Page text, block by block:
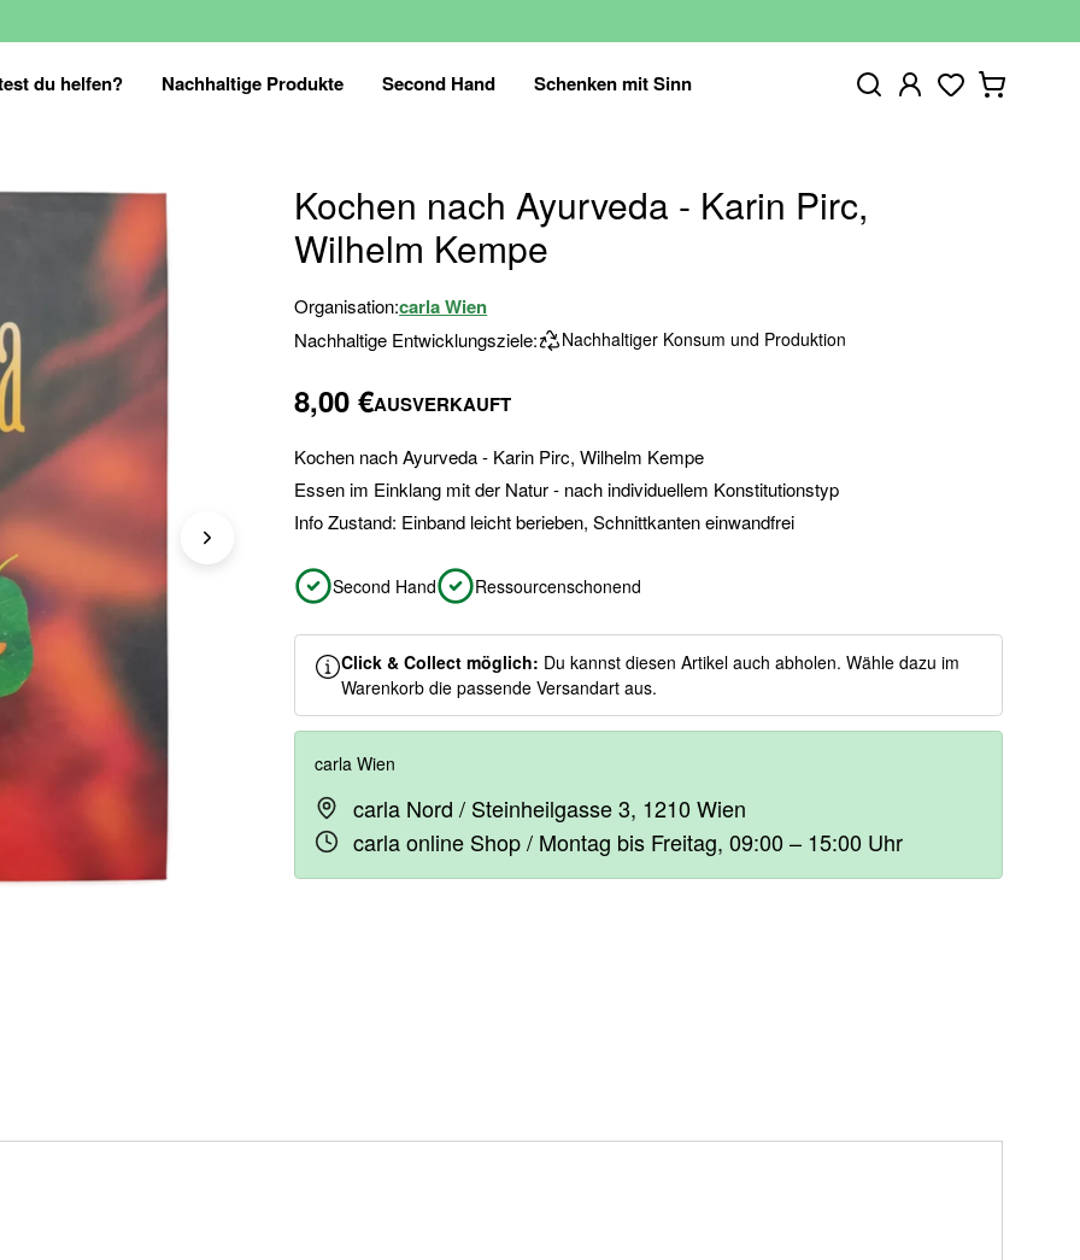
du helfen? Nachhaltige Produkte Second Hand Schenken mit Sinn
Kochen nach Ayurveda - Karin Pirc,
Wilhelm Kempe
Organisation:carla Wien
Nachhaltige Entwicklungsziele: Nachhaltiger Konsum und Produktion
8,00 €AUSVERKAUFT
Kochen nach Ayurveda - Karin Pirc, Wilhelm Kempe
Essen im Einklang mit der Natur - nach individuellem Konstitutionstyp
Info Zustand: Einband leicht berieben, Schnittkanten einwandfrei
Second Hand Ressourcenschonend
Click & Collect möglich: Du kannst diesen Artikel auch abholen. Wähle dazu im
Warenkorb die passende Versandart aus.
carla Wien
carla Nord / Steinheilgasse 3, 1210 Wien
carla online Shop / Montag bis Freitag, 09:00 – 15:00 Uhr